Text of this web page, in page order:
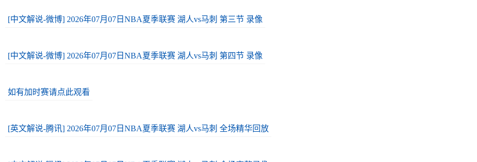
[中文解说-微博] 2026年07月07日NBA夏季联赛 湖人vs马刺 第三节 录像
[中文解说-微博] 2026年07月07日NBA夏季联赛 湖人vs马刺 第四节 录像
如有加时赛请点此观看
[英文解说-腾讯] 2026年07月07日NBA夏季联赛 湖人vs马刺 全场精华回放